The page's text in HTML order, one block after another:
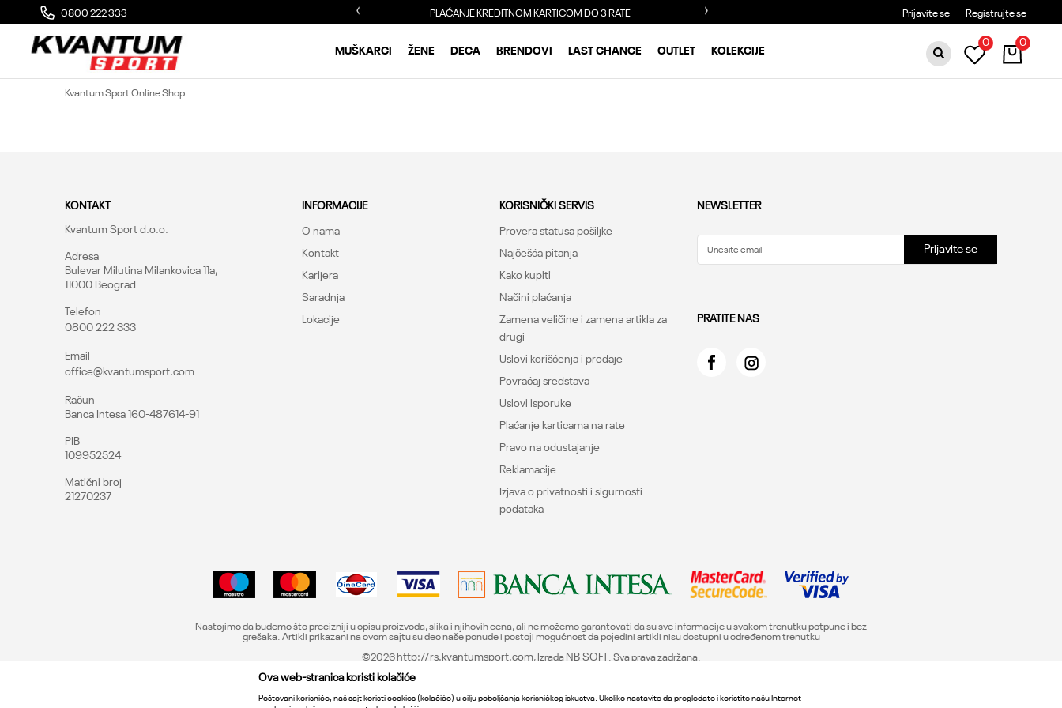
0800 222 333
MOGUĆA ZAMENA 14 DANA OD DOSTAVE PLAĆANJE KREDITNOM KARTICOM DO 3 RATE BESPLATNA DOSTAVA ZA PORUDŽBINE PREKO 6000RSD
Prijavite se Registrujte se
MUŠKARCI ŽENE DECA BRENDOVI LAST CHANCE OUTLET KOLEKCIJE 0
0
Kvantum Sport Online Shop
KONTAKT
Kvantum Sport d.o.o.
Adresa
Bulevar Milutina Milankovica 11a,
11000 Beograd
Telefon
0800 222 333
Email
office@kvantumsport.com
Račun
Banca Intesa 160-487614-91
PIB
109952524
Matični broj
21270237
INFORMACIJE
O nama
Kontakt
Karijera
Saradnja
Lokacije
KORISNIČKI SERVIS
Provera statusa pošiljke
Najčešća pitanja
Kako kupiti
Načini plaćanja
Zamena veličine i zamena artikla za
drugi
Uslovi korišćenja i prodaje
Povraćaj sredstava
Uslovi isporuke
Plaćanje karticama na rate
Pravo na odustajanje
Reklamacije
Izjava o privatnosti i sigurnosti
podataka
NEWSLETTER
Prijavite se
PRATITE NAS
Nastojimo da budemo što precizniji u opisu proizvoda, slika i njihovih cena, ali ne možemo garantovati da su sve informacije u svakom trenutku potpune i bez
grešaka. Artikli prikazani na ovom sajtu su deo naše ponude i postoji mogućnost da pojedini artikli nisu dostupni u određenom trenutku
©2026http://rs.kvantumsport.com, IzradaNB SOFT. Sva prava zadržana.
Ova web-stranica koristi kolačiće
Poštovani korisniče, naš sajt koristi cookies (kolačiće) u cilju poboljšanja korisničkog iskustva. Ukoliko nastavite da pregledate i koristite našu Internet